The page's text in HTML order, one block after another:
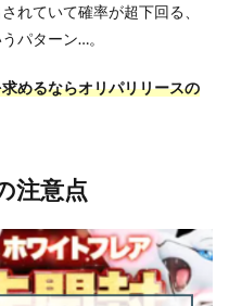
れていて確率が超下回る、
パターン…。
めるならオリパリリースの
注意点